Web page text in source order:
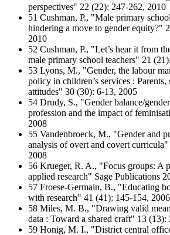
perspectives" 22 (22): 247-262, 2010
51 Cushman, P., "Male primary
hindering a move to gender equity?"
2010
52 Cushman, P., "Let’s hear it from
male primary school teachers" 21
53 Lyons, M., "Gender, the labour
policy in children’s services : Parents,
attitudes" 30 (30): 6-13, 2005
54 Drudy, S., "Gender balance/
profession and the impact of
2008
55 Vandenbroeck, M., "Gender and
analysis of overt and covert
2008
56 Krueger, R. A., "Focus groups: A
applied research" Sage Publications
57 Froese-Germain, B., "Educating
with research" 41 (41): 145-154, 2006
58 Miles, M. B., "Drawing valid
data : Toward a shared craft" 13 (13):
59 Honig, M. I., "District central